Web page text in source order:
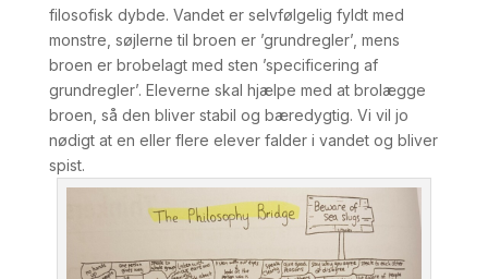
filosofisk dybde. Vandet er selvfølgelig fyldt med
monstre, søjlerne til broen er ’grundregler’, mens
broen er brobelagt med sten ’specificering af
grundregler’. Eleverne skal hjælpe med at brolægge
broen, så den bliver stabil og bæredygtig. Vi vil jo
nødigt at en eller flere elever falder i vandet og bliver
spist.